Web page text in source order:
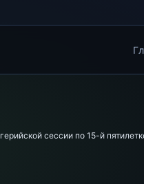
сессии по 15-й